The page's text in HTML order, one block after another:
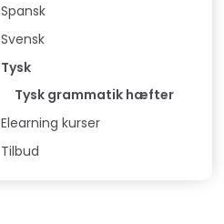
Spansk
Svensk
Tysk
Tysk grammatik hæfter
Elearning kurser
Tilbud